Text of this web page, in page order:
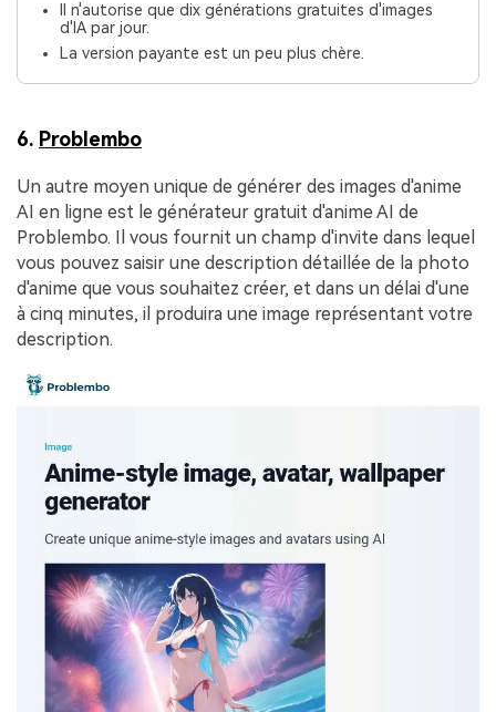
Il n'autorise que dix générations gratuites d'images
d'IA par jour.
La version payante est un peu plus chère.
6. Problembo
Un autre moyen unique de générer des images d'anime
AI en ligne est le générateur gratuit d'anime AI de
Problembo. Il vous fournit un champ d'invite dans lequel
vous pouvez saisir une description détaillée de la photo
d'anime que vous souhaitez créer, et dans un délai d'une
à cinq minutes, il produira une image représentant votre
description.